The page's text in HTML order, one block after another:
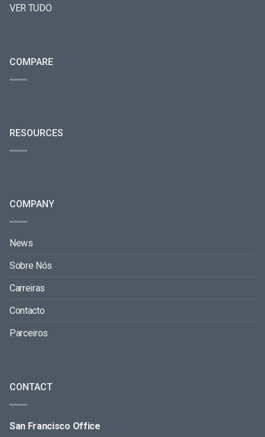
VER TUDO
COMPARE
RESOURCES
COMPANY
News
Sobre Nós
Carreiras
Contacto
Parceiros
CONTACT
San Francisco Office